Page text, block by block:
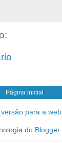
Página inicial
versão para a web
do Blogger.